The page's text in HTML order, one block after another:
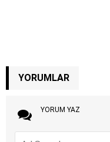
YORUMLAR
YORUM YAZ